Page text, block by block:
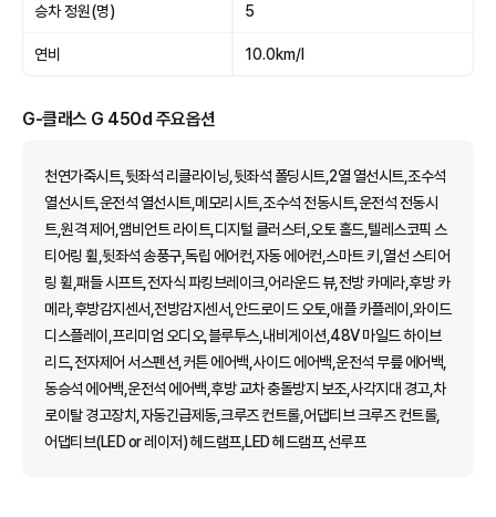
승차 정원(명) 5
연비 10.0km/l
G-클래스 G 450d 주요옵션
천연가죽시트,뒷좌석 리클라이닝,뒷좌석 폴딩시트,2열 열선시트,조수석
열선시트,운전석 열선시트,메모리시트,조수석 전동시트,운전석 전동시
트,원격 제어,앰비언트 라이트,디지털 클러스터,오토 홀드,텔레스코픽 스
티어링 휠,뒷좌석 송풍구,독립 에어컨,자동 에어컨,스마트 키,열선 스티어
링 휠,패들 시프트,전자식 파킹브레이크,어라운드 뷰,전방 카메라,후방 카
메라,후방감지센서,전방감지센서,안드로이드 오토,애플 카플레이,와이드
디스플레이,프리미엄 오디오,블루투스,내비게이션,48V 마일드 하이브
리드,전자제어 서스펜션,커튼 에어백,사이드 에어백,운전석 무릎 에어백,
동승석 에어백,운전석 에어백,후방 교차 충돌방지 보조,사각지대 경고,차
로이탈 경고장치,자동긴급제동,크루즈 컨트롤,어댑티브 크루즈 컨트롤,
어댑티브(LED or 레이저) 헤드램프,LED 헤드램프,선루프